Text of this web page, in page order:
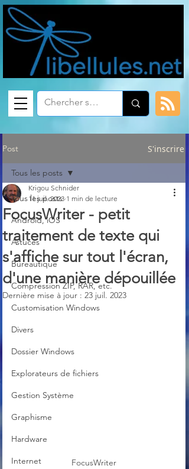
Post S'inscrire
Tous les posts
Android, iOS
Astuces
Bureautique
Compression ZIP, RAR, etc.
Customisation Windows
Divers
Dossier Windows
Explorateurs de fichiers
Gestion Système
Graphisme
Hardware
Internet
Tous les posts
FocusWriter - petit
traitement de texte qui
s'affiche sur tout l'écran,
d'une manière dépouillée
Krigou Schnider
11 juil. 2023 1 min de lecture
Dernière mise à jour : 23 juil. 2023
FocusWriter